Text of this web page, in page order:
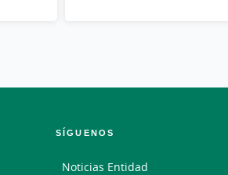
SÍGUENOS
Noticias Entidad